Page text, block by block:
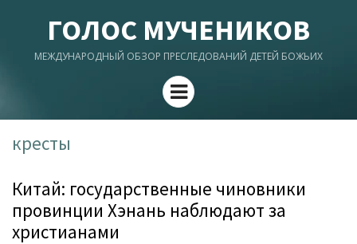
ГОЛОС МУЧЕНИКОВ
МЕЖДУНАРОДНЫЙ ОБЗОР ПРЕСЛЕДОВАНИЙ ДЕТЕЙ БОЖЬИХ
Menu
кресты
Китай: государственные чиновники
провинции Хэнань наблюдают за
христианами